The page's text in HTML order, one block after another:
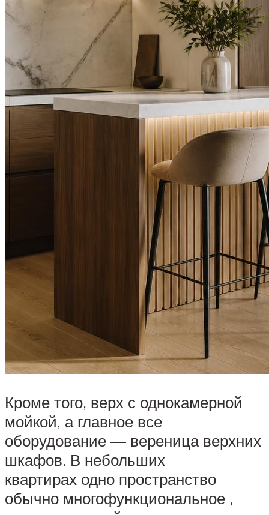
Кроме того, верх с однокамерной
мойкой, а главное все
оборудование — вереница верхних
шкафов. В небольших
квартирах одно пространство
обычно многофункциональное ,